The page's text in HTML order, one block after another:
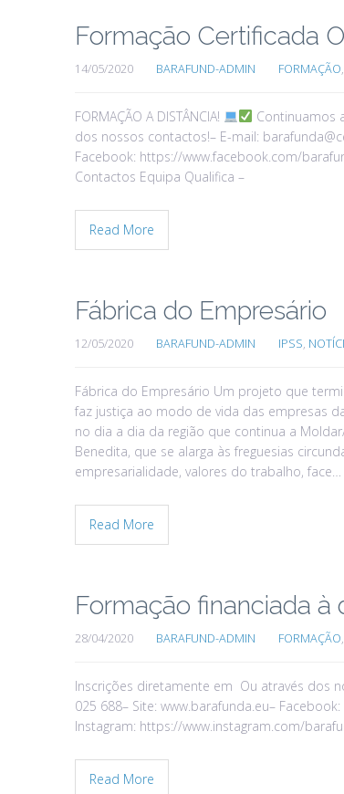
Formação Certificada
14/05/2020 BARAFUND-ADMIN FORMAÇÃO,
FORMAÇÃO A DISTÂNCIA!
Continuamos
dos nossos contactos!– E-mail:
Facebook: https://www.facebook.com/
Contactos Equipa Qualifica –
Read More
Fábrica do Empresário
12/05/2020 BARAFUND-ADMIN IPSS,
Fábrica do Empresário Um projeto que
faz justiça ao modo de vida das empresas
no dia a dia da região que continua a
Benedita, que se alarga às freguesias
empresarialidade, valores do trabalho, face…
Read More
Formação financiada à
28/04/2020 BARAFUND-ADMIN FORMAÇÃO,
Inscrições diretamente em Ou através dos
025 688– Site: www.barafunda.eu–
Instagram: https://www.instagram.com/
Read More